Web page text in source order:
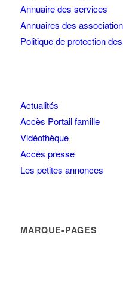
Annuaire des services
Annuaires des
Politique de protection
Actualités
Accès Portail famille
Vidéothèque
Accès presse
Les petites annonces
MARQUE-PAGES